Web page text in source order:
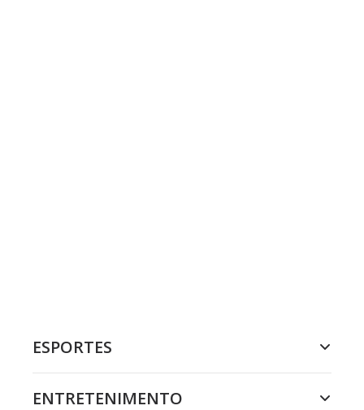
ESPORTES
ENTRETENIMENTO